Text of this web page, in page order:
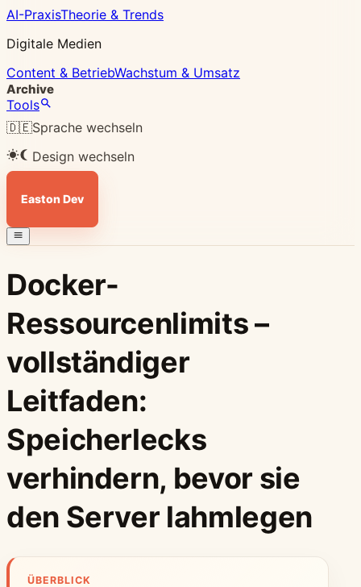
AI-PraxisTheorie & Trends
Digitale Medien
Content & BetriebWachstum & Umsatz
Archive
Tools
🇩🇪Sprache wechseln
Design wechseln
Easton Dev
Docker-
Ressourcenlimits –
vollständiger
Leitfaden:
Speicherlecks
verhindern, bevor sie
den Server lahmlegen
ÜBERBLICK